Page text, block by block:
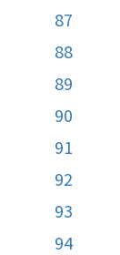
87
88
89
90
91
92
93
94